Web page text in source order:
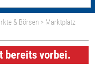
& Börsen > Marktplatz
bereits vorbei.